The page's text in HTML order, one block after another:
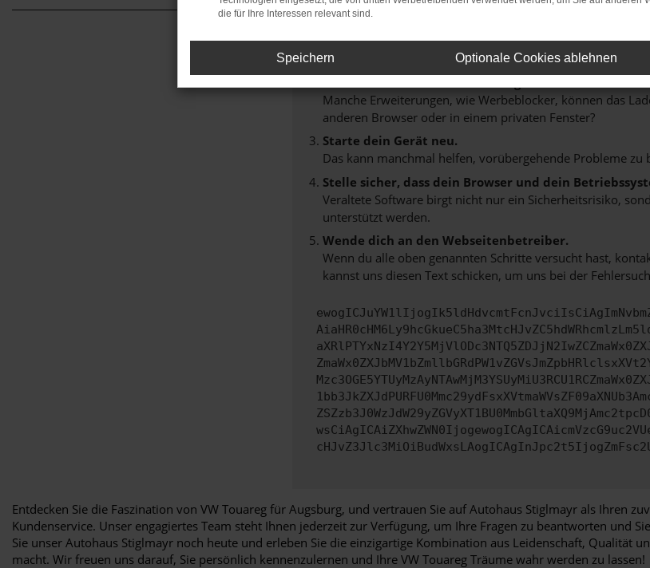
Hier sind ein paar Tipps, die dir helfen können:
Überprüfe deine Firewall und deine
Laden andere Webseiten, zum Beispiel deine Suchmaschine?
Manche Erweiterungen, wie Werbeblocker, können das
anderen Browser oder in einem privaten Fenster?
Starte dein Gerät neu.
Das kann manchmal helfen, vorübergehende Probleme zu
Stelle sicher, dass dein Browser und dein
Veraltete Software birgt nicht nur ein Sicherheitsrisiko,
unterstützt werden.
Wende dich an den Webseitenbetreiber.
Wenn du alle oben genannten Schritte versucht hast,
kannst uns diesen Text schicken, um uns bei der
Entdecken Sie die Faszination von VW Touareg für Augsburg, und vertrauen Sie auf Autohaus Stiglmayr als Ihren
Kundenservice. Unser engagiertes Team steht Ihnen jederzeit zur Verfügung, um Ihre Fragen zu beantworten und
Sie unser Autohaus Stiglmayr noch heute und erleben Sie die einzigartige Kombination aus Leidenschaft, Qualität
macht. Wir freuen uns darauf, Sie persönlich kennenzulernen und Ihre VW Touareg Träume wahr werden zu lassen!
die für Ihre Interessen relevant sind.
Speichern Optionale Cookies ablehnen